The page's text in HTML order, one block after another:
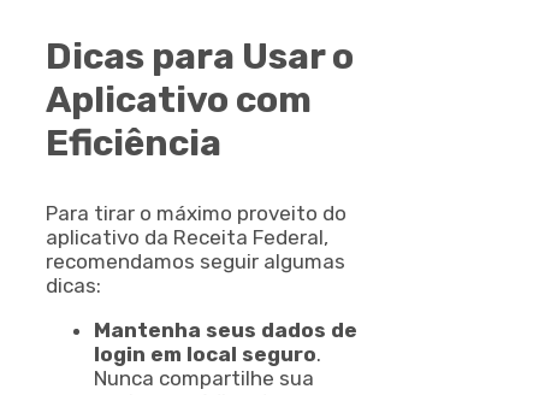
Dicas para Usar o
Aplicativo com
Eficiência
Para tirar o máximo proveito do
aplicativo da Receita Federal,
recomendamos seguir algumas
dicas:
Mantenha seus dados de
login em local seguro.
Nunca compartilhe sua